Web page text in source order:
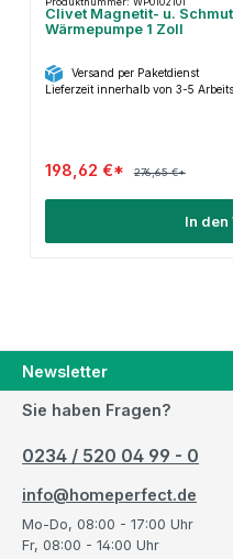
Clivet Magnetit- u.
Wärmepumpe 1 Zoll
Versand per Paketdienst
Lieferzeit innerhalb von 3-5
198,62 €* 276,65 €*
In den
Newsletter
Sie haben Fragen?
0234 / 520 04 99 - 0
info@homeperfect.de
Mo-Do, 08:00 - 17:00 Uhr
Fr, 08:00 - 14:00 Uhr